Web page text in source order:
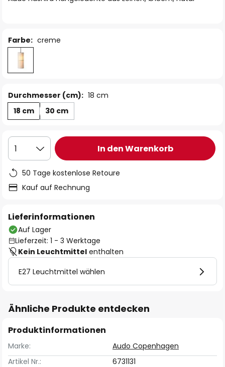
Farbe: creme
Durchmesser (cm): 18 cm
18 cm
30 cm
1 In den Warenkorb
50 Tage kostenlose Retoure
Kauf auf Rechnung
Lieferinformationen
Auf Lager
Lieferzeit: 1 - 3 Werktage
Kein Leuchtmittel enthalten
E27 Leuchtmittel wählen
Ähnliche Produkte entdecken
Produktinformationen
Marke:
Audo Copenhagen
Artikel Nr.:
6731131